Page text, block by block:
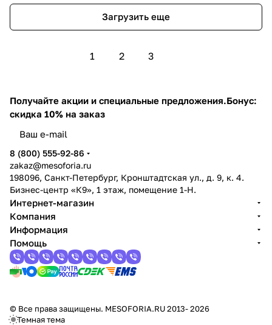
Загрузить еще
1 2 3
Получайте акции и специальные предложения.Бонус:
скидка 10% на заказ
8 (800) 555-92-86
zakaz@mesoforia.ru
198096, Санкт-Петербург, Кронштадтская ул., д. 9, к. 4.
Бизнес-центр «К9», 1 этаж, помещение 1-Н.
Интернет-магазин
Компания
Информация
Помощь
© Все права защищены. MESOFORIA.RU 2013- 2026
Темная тема